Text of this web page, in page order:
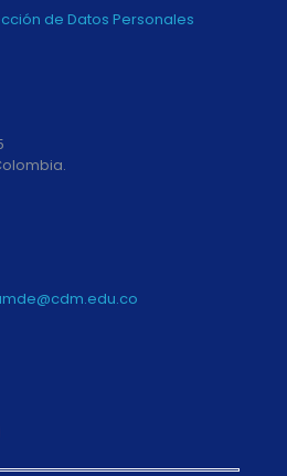
de Datos Personales